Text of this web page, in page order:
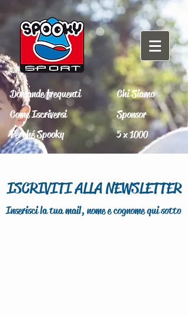
Domande frequenti
Come Iscriversi
Perché Spooky
Chi Siamo
Sponsor
5 x 1000
ISCRIVITI ALLA NEWSLETTER
Inserisci la tua mail, nome e cognome qui sotto